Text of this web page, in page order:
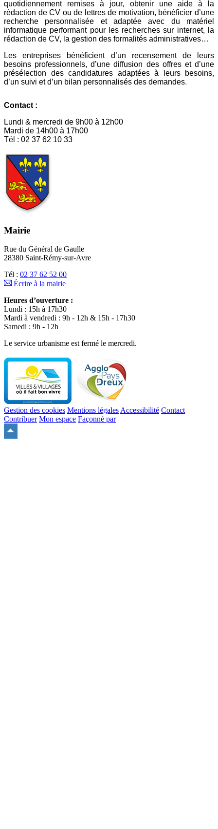
quotidiennement remises à jour, obtenir une aide à la
rédaction de CV ou de lettres de motivation, bénéficier d’une
recherche personnalisée et adaptée avec du matériel
informatique performant pour les recherches sur internet, la
rédaction de CV, la gestion des formalités administratives…
Les entreprises bénéficient d’un recensement de leurs
besoins professionnels, d’une diffusion des offres et d’une
présélection des candidatures adaptées à leurs besoins,
d’un suivi et d’un bilan personnalisés des demandes.
Contact :
Lundi & mercredi de 9h00 à 12h00
Mardi de 14h00 à 17h00
Tél : 02 37 62 10 33
Mairie
Rue du Général de Gaulle
28380 Saint-Rémy-sur-Avre
Tél : 02 37 62 52 00
Écrire à la mairie
Heures d’ouverture :
Lundi : 15h à 17h30
Mardi à vendredi : 9h - 12h & 15h - 17h30
Samedi : 9h - 12h
Le service urbanisme est fermé le mercredi.
Gestion des cookies Mentions légales Accessibilité Contact
Contribuer Mon espace Façonné par